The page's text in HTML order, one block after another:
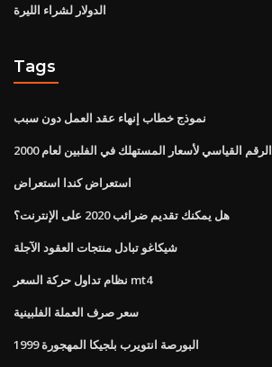
الدولار لشراء الليرة
Tags
نموذج خطاب إنهاء عقد العمل دون سبب
الرقم القياسي لأسعار المستهلك في الفلبين لعام 2000
استعراض كندا استعراض
هل يمكنك تقديم ضرائب 2020 على الإنترنت؟
شيكاغو تبادل منتجات العقود الآجلة
نظام تداول حركة السعر mt4
سعر صرف العملة الفلبينية
البورصة انتويرب بلجيكا المهجورة 1999